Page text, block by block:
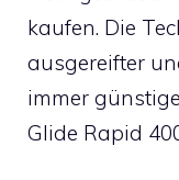
kaufen. Die
ausgereifter
immer
Glide Rapid